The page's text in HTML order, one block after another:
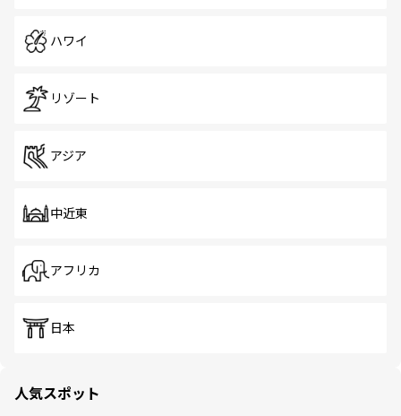
ハワイ
リゾート
アジア
中近東
アフリカ
日本
人気スポット